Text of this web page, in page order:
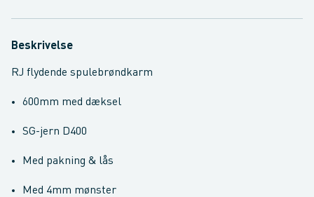
Beskrivelse
RJ flydende spulebrøndkarm
600mm med dæksel
SG-jern D400
Med pakning & lås
Med 4mm mønster